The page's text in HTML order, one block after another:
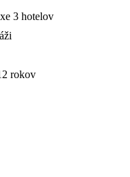
3 hotelov
rokov